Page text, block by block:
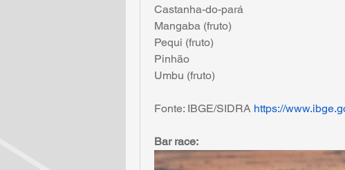
Castanha-do-pará
Mangaba (fruto)
Pequi (fruto)
Pinhão
Umbu (fruto)
Fonte: IBGE/SIDRA https://
Bar race: